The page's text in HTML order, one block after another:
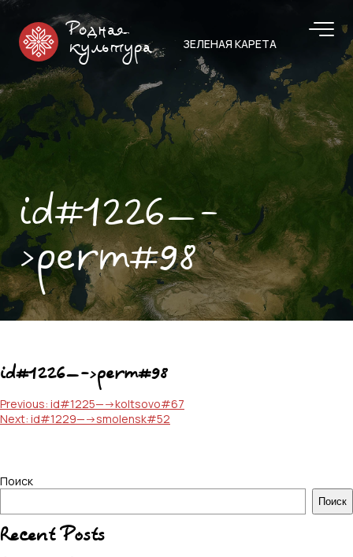
Родная
культура
ЗЕЛЕНАЯ КАРЕТА
id#1226—-
>perm#98
id#1226—->perm#98
Навигация
по
Previous: id#1225—->koltsovo#67
Next: id#1229—->smolensk#52
Поиск
Поиск
Recent Posts